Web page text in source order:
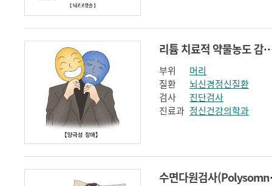
리튬 치료적 약물농도 감시
부위
머리
질환
뇌신경정신질환
검사
진단검사
진료과 정신건강의학과
수